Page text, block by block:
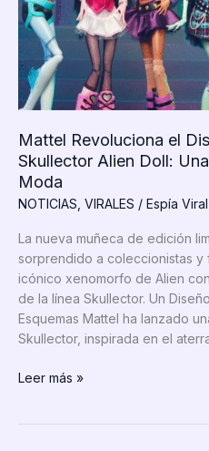
Mattel Revoluciona el
Skullector Alien Doll:
Moda
NOTICIAS VIRALES / Espía Viral
La nueva muñeca de edición
sorprendido a coleccionistas y
icónico xenomorfo de Alien
de la línea Skullector. Un
Esquemas Mattel ha lanzado
Skullector, inspirada en el
Mattel
Leer más »